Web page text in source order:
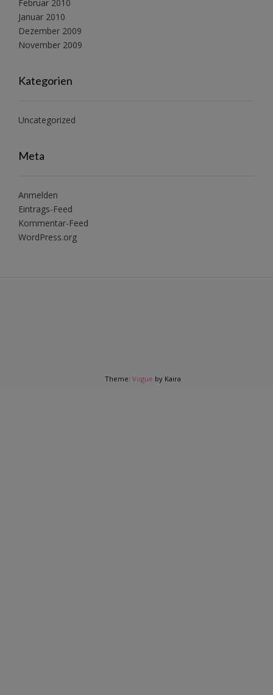
Februar 2010
Januar 2010
Dezember 2009
November 2009
Kategorien
Uncategorized
Meta
Anmelden
Eintrags-Feed
Kommentar-Feed
WordPress.org
Theme: Vogue by Kaira